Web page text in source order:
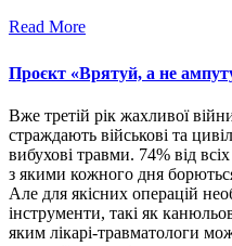
Read More
Проєкт «Врятуй, а не
Вже третій рік жахливої
страждають військові та
вибухові травми. 74% від
з якими кожного дня
Але для якісних операцій
інструменти, такі як
яким лікарі-травматологи